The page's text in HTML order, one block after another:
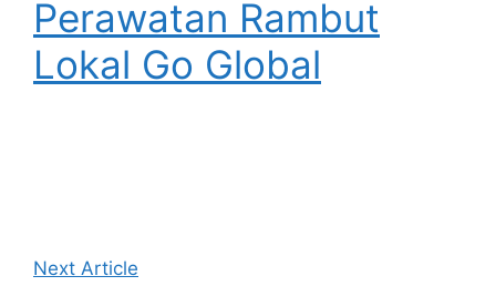
Perawatan Rambut
Lokal Go Global
Next Article